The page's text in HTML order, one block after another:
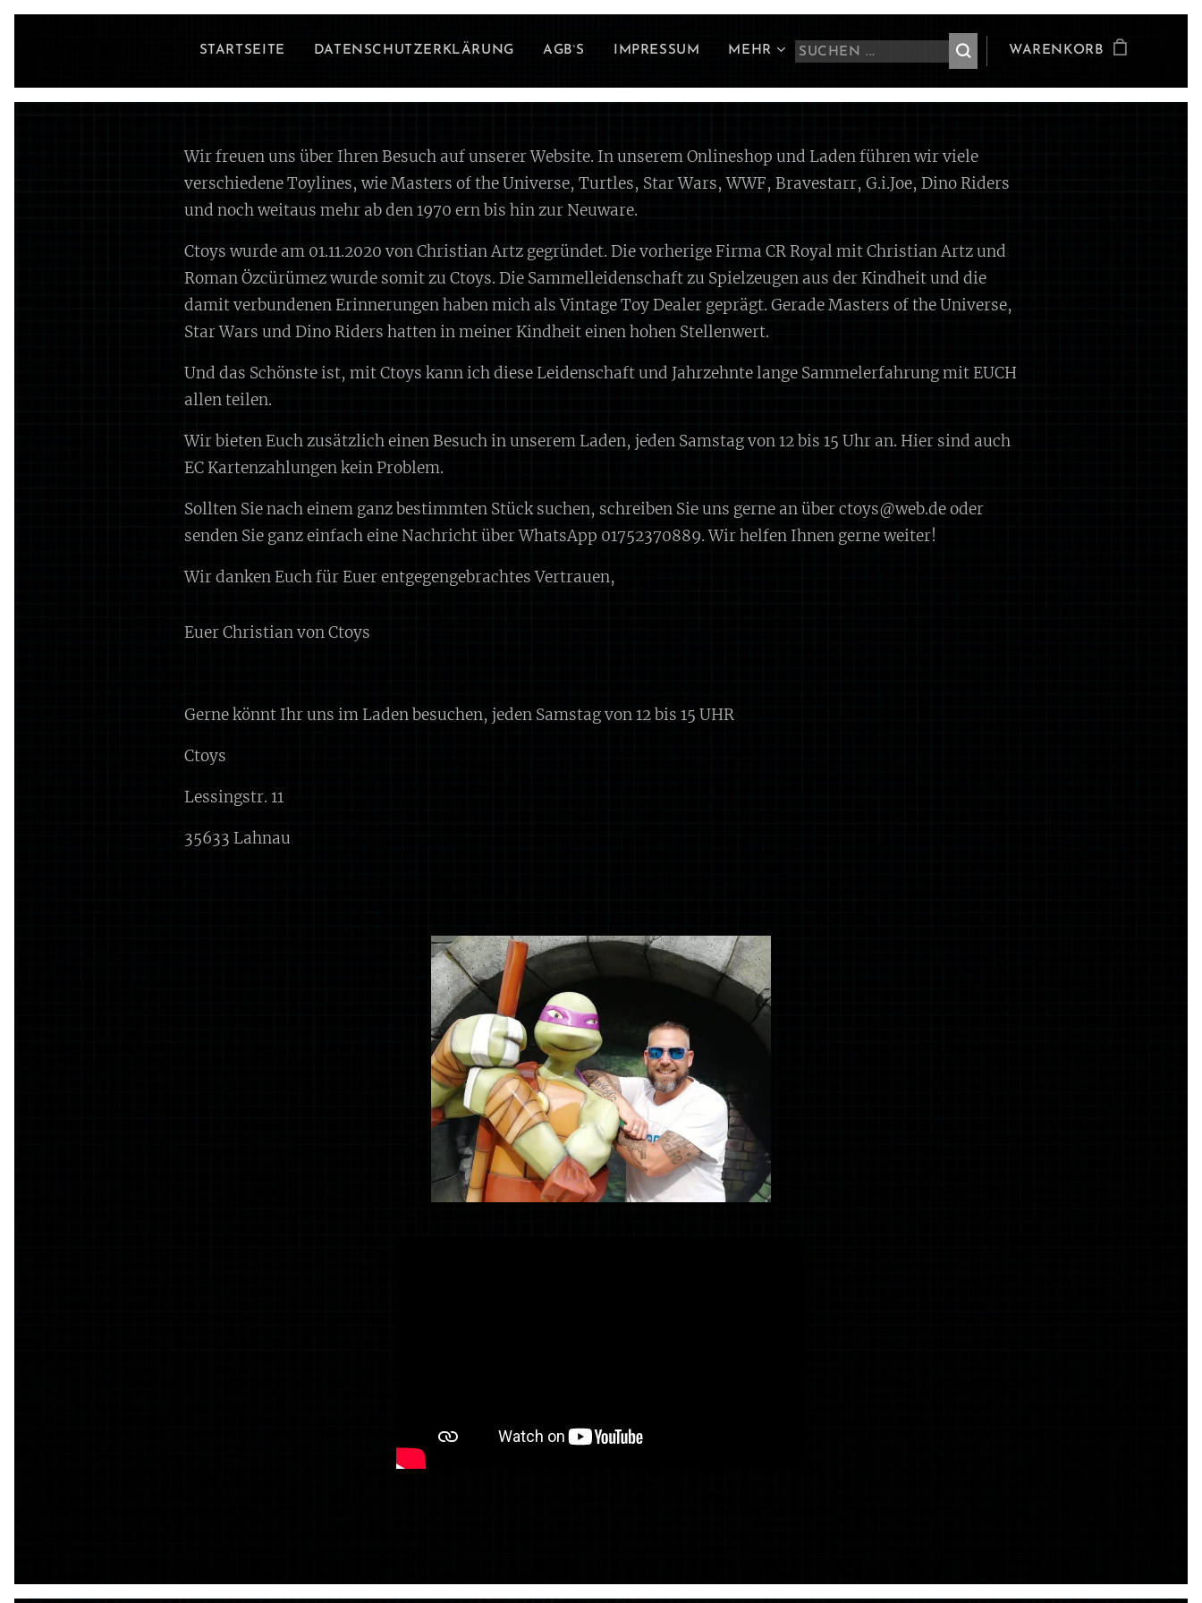
STARTSEITE DATENSCHUTZERKLÄRUNG AGB`S IMPRESSUM MEHR WARENKORB
Wir freuen uns über Ihren Besuch auf unserer Website. In unserem Onlineshop und Laden führen wir viele
verschiedene Toylines, wie Masters of the Universe, Turtles, Star Wars, WWF, Bravestarr, G.i.Joe, Dino Riders
und noch weitaus mehr ab den 1970 ern bis hin zur Neuware.
Ctoys wurde am 01.11.2020 von Christian Artz gegründet. Die vorherige Firma CR Royal mit Christian Artz und
Roman Özcürümez wurde somit zu Ctoys. Die Sammelleidenschaft zu Spielzeugen aus der Kindheit und die
damit verbundenen Erinnerungen haben mich als Vintage Toy Dealer geprägt. Gerade Masters of the Universe,
Star Wars und Dino Riders hatten in meiner Kindheit einen hohen Stellenwert.
Und das Schönste ist, mit Ctoys kann ich diese Leidenschaft und Jahrzehnte lange Sammelerfahrung mit EUCH
allen teilen.
Wir bieten Euch zusätzlich einen Besuch in unserem Laden, jeden Samstag von 12 bis 15 Uhr an. Hier sind auch
EC Kartenzahlungen kein Problem.
Sollten Sie nach einem ganz bestimmten Stück suchen, schreiben Sie uns gerne an über ctoys@web.de oder
senden Sie ganz einfach eine Nachricht über WhatsApp 01752370889. Wir helfen Ihnen gerne weiter!
Wir danken Euch für Euer entgegengebrachtes Vertrauen,
Euer Christian von Ctoys
Gerne könnt Ihr uns im Laden besuchen, jeden Samstag von 12 bis 15 UHR
Ctoys
Lessingstr. 11
35633 Lahnau